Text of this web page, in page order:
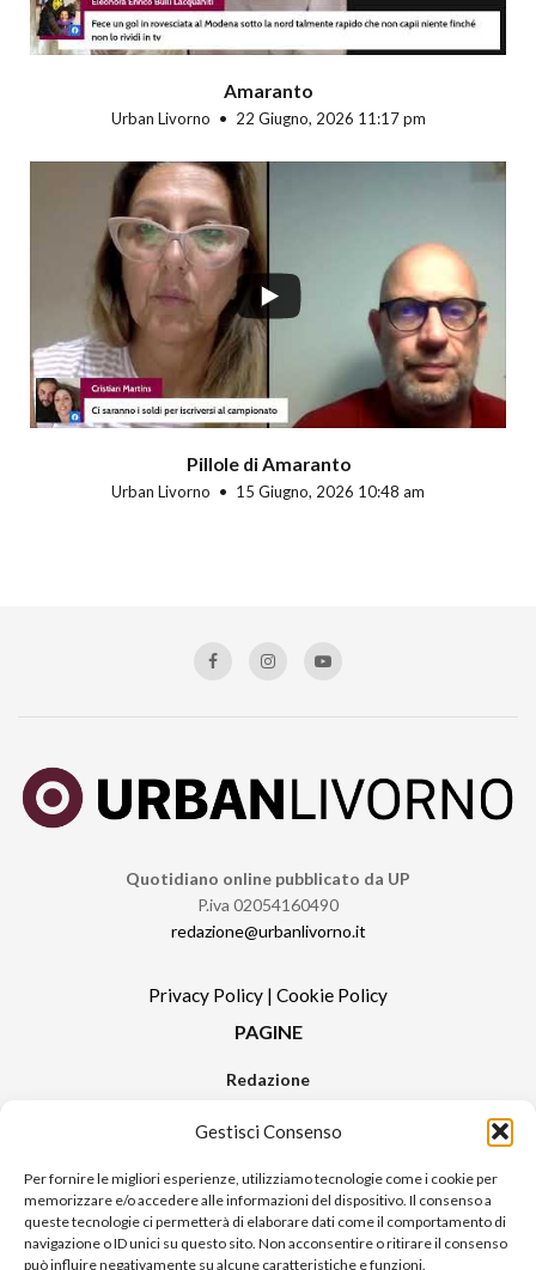
Gestisci Consenso
Per fornire le migliori esperienze, utilizziamo tecnologie come i cookie per
memorizzare e/o accedere alle informazioni del dispositivo. Il consenso a
queste tecnologie ci permetterà di elaborare dati come il comportamento di
navigazione o ID unici su questo sito. Non acconsentire o ritirare il consenso
può influire negativamente su alcune caratteristiche e funzioni.
Amaranto
Urban Livorno 22 Giugno, 2026 11:17 pm
Pillole di Amaranto
Urban Livorno 15 Giugno, 2026 10:48 am
Quotidiano online pubblicato da UP
P.iva 02054160490
redazione@urbanlivorno.it
Privacy Policy | Cookie Policy
PAGINE
Redazione
Pubblicità
Sitemap
RUBRICHE
Notizie in Primo Piano